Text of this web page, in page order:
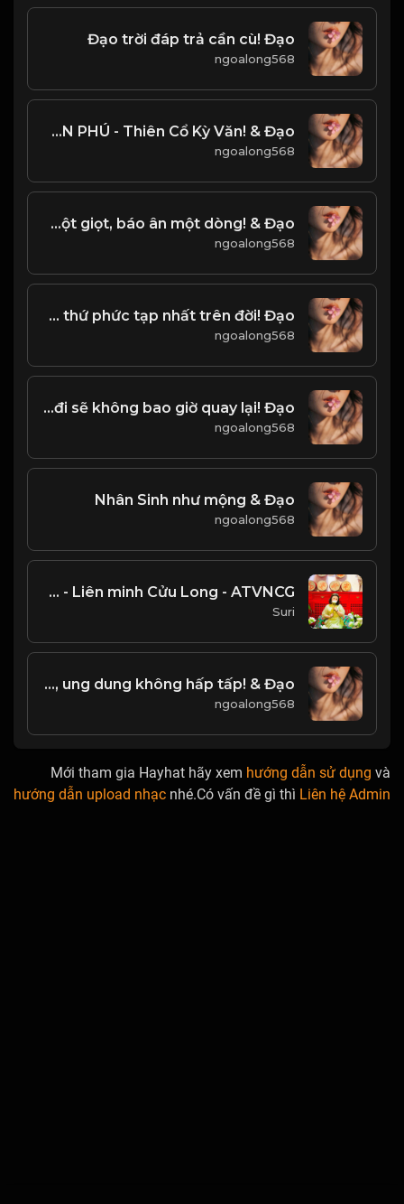
Đạo trời đáp trả cần cù! Đạo
ngoalong568
MỆNH VẬN PHÚ - Thiên Cổ Kỳ Văn! & Đạo
ngoalong568
Nhận ân một giọt, báo ân một dòng! & Đạo
ngoalong568
Tâm của con người, là thứ phức tạp nhất trên đời! Đạo
ngoalong568
Hoa sẽ nở, nhưng tuổi trẻ qua đi sẽ không bao giờ quay lại! Đạo
ngoalong568
Nhân Sinh như mộng & Đạo
ngoalong568
Tình Yêu Ngủ Quên - Liên minh Cửu Long - ATVNCG
Suri
Dục tốc bất đạt, tiến vọt dễ tiêu vong. Kẻ trí nho phong, ung dung không hấp tấp! & Đạo
ngoalong568
Mới tham gia Hayhat hãy xem hướng dẫn sử dụng và
hướng dẫn upload nhạc nhé.Có vấn đề gì thì Liên hệ Admin